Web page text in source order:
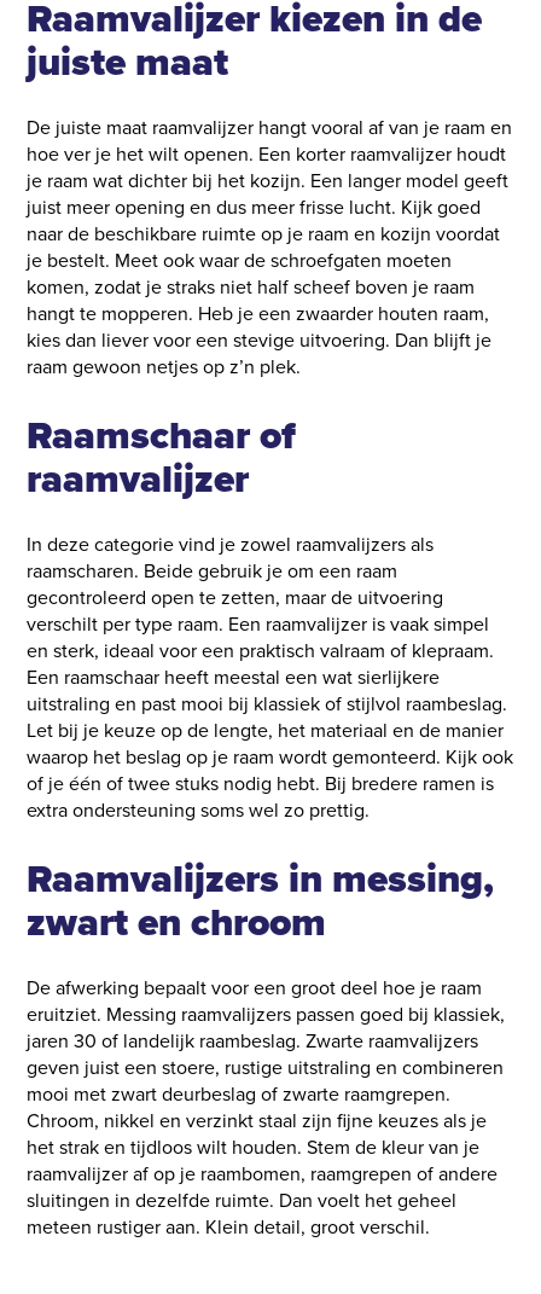
Raamvalijzer kiezen in de
juiste maat
De juiste maat raamvalijzer hangt vooral af van je raam en
hoe ver je het wilt openen. Een korter raamvalijzer houdt
je raam wat dichter bij het kozijn. Een langer model geeft
juist meer opening en dus meer frisse lucht. Kijk goed
naar de beschikbare ruimte op je raam en kozijn voordat
je bestelt. Meet ook waar de schroefgaten moeten
komen, zodat je straks niet half scheef boven je raam
hangt te mopperen. Heb je een zwaarder houten raam,
kies dan liever voor een stevige uitvoering. Dan blijft je
raam gewoon netjes op z’n plek.
Raamschaar of
raamvalijzer
In deze categorie vind je zowel raamvalijzers als
raamscharen. Beide gebruik je om een raam
gecontroleerd open te zetten, maar de uitvoering
verschilt per type raam. Een raamvalijzer is vaak simpel
en sterk, ideaal voor een praktisch valraam of klepraam.
Een raamschaar heeft meestal een wat sierlijkere
uitstraling en past mooi bij klassiek of stijlvol raambeslag.
Let bij je keuze op de lengte, het materiaal en de manier
waarop het beslag op je raam wordt gemonteerd. Kijk ook
of je één of twee stuks nodig hebt. Bij bredere ramen is
extra ondersteuning soms wel zo prettig.
Raamvalijzers in messing,
zwart en chroom
De afwerking bepaalt voor een groot deel hoe je raam
eruitziet. Messing raamvalijzers passen goed bij klassiek,
jaren 30 of landelijk raambeslag. Zwarte raamvalijzers
geven juist een stoere, rustige uitstraling en combineren
mooi met zwart deurbeslag of zwarte raamgrepen.
Chroom, nikkel en verzinkt staal zijn fijne keuzes als je
het strak en tijdloos wilt houden. Stem de kleur van je
raamvalijzer af op je raambomen, raamgrepen of andere
sluitingen in dezelfde ruimte. Dan voelt het geheel
meteen rustiger aan. Klein detail, groot verschil.